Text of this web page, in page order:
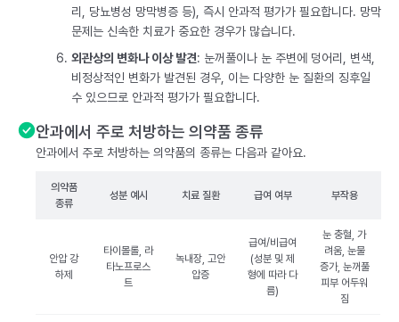
리, 당뇨병성 망막병증 등), 즉시 안과적 평가가 필요합니다. 망막
문제는 신속한 치료가 중요한 경우가 많습니다.
외관상의 변화나 이상 발견: 눈꺼풀이나 눈 주변에 덩어리, 변색,
비정상적인 변화가 발견된 경우, 이는 다양한 눈 질환의 징후일
수 있으므로 안과적 평가가 필요합니다.
안과에서 주로 처방하는 의약품 종류
안과에서 주로 처방하는 의약품의 종류는 다음과 같아요.
의약품
종류
성분 예시 치료 질환 급여 여부 부작용
안압 강
하제
타이몰롤, 라
타노프로스
트
녹내장, 고안
압증
급여/비급여
(성분 및 제
형에 따라 다
름)
눈 충혈, 가
려움, 눈물
증가, 눈꺼풀
피부 어두워
짐